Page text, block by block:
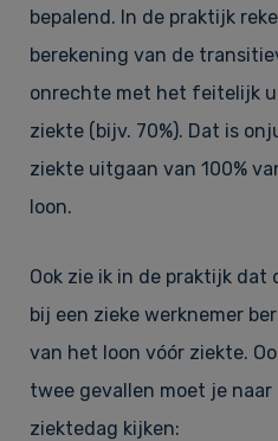
bepalend. In de praktijk
berekening van de
onrechte met het feitelijk
ziekte (bijv. 70%). Dat is
ziekte uitgaan van 100%
loon.
Ook zie ik in de praktijk
bij een zieke werknemer
van het loon vóór ziekte.
twee gevallen moet je
ziektedag kijken: